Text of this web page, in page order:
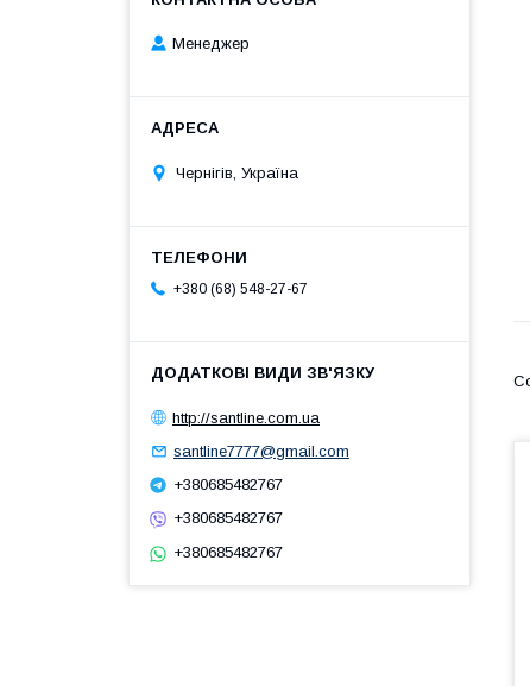
Менеджер
Чернігів, Україна
+380 (68) 548-27-67
http://santline.com.ua
santline7777@gmail.com
+380685482767
+380685482767
+380685482767